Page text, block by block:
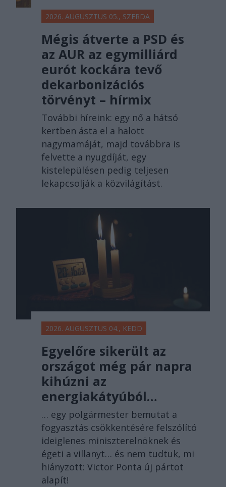
2026. AUGUSZTUS 05., SZERDA
Mégis átverte a PSD és
az AUR az egymilliárd
eurót kockára tevő
dekarbonizációs
törvényt – hírmix
További híreink: egy nő a hátsó
kertben ásta el a halott
nagymamáját, majd továbbra is
felvette a nyugdíját, egy
kistelepülésen pedig teljesen
lekapcsolják a közvilágítást.
2026. AUGUSZTUS 04., KEDD
Egyelőre sikerült az
országot még pár napra
kihúzni az
energiakátyúból…
… egy polgármester bemutat a
fogyasztás csökkentésére felszólító
ideiglenes miniszterelnöknek és
égeti a villanyt… és nem tudtuk, mi
hiányzott: Victor Ponta új pártot
alapít!